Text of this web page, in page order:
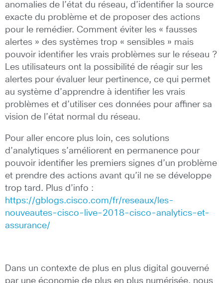
anomalies de l’état du réseau, d’identifier la source
exacte du problème et de proposer des actions
pour le remédier. Comment éviter les « fausses
alertes » des systèmes trop « sensibles » mais
pouvoir identifier les vrais problèmes sur le réseau ?
Les utilisateurs ont la possibilité de réagir sur les
alertes pour évaluer leur pertinence, ce qui permet
au système d’apprendre à identifier les vrais
problèmes et d’utiliser ces données pour affiner sa
vision de l’état normal du réseau.
Pour aller encore plus loin, ces solutions
d’analytiques s’améliorent en permanence pour
pouvoir identifier les premiers signes d’un problème
et prendre des actions avant qu’il ne se développe
trop tard. Plus d’info :
https://gblogs.cisco.com/fr/reseaux/les-
nouveautes-cisco-live-2018-cisco-analytics-et-
assurance/
Dans un contexte de plus en plus digital gouverné
par une économie de plus en plus numérisée, nous